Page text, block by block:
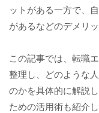
ットがある一方で、
があるなどのデメリ
この記事では、転職
整理し、どのような
のかを具体的に解説
ための活用術も紹介